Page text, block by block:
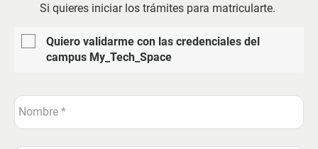
Si quieres iniciar los trámites para matricularte.
Quiero validarme con las credenciales del
campus My_Tech_Space